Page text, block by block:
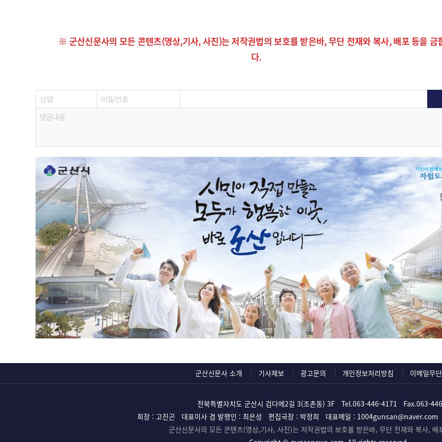
※ 군산신문사의 모든 콘텐츠(영상,기사, 사진)는 저작권법의 보호를 받은바, 무단 전재와 복사, 배포 등을 금
다.
군산신문사 소개 기사제보 광고문의 개인정보처리방침 이메일무
전북특별자치도 군산시 검다메2길 3(조촌동) 3F Tel.063-446-4171
Fax.063-
회장 : 고진곤
대표이사 겸 발행인 : 최은성 편집국장 : 박정희 대표메일 : 1004gunsan@naver.com
군산신문사의 모든 콘텐츠(영상,기사, 사진)는 저작권법의 보호를 받은바, 무단 전재와 복사, 배